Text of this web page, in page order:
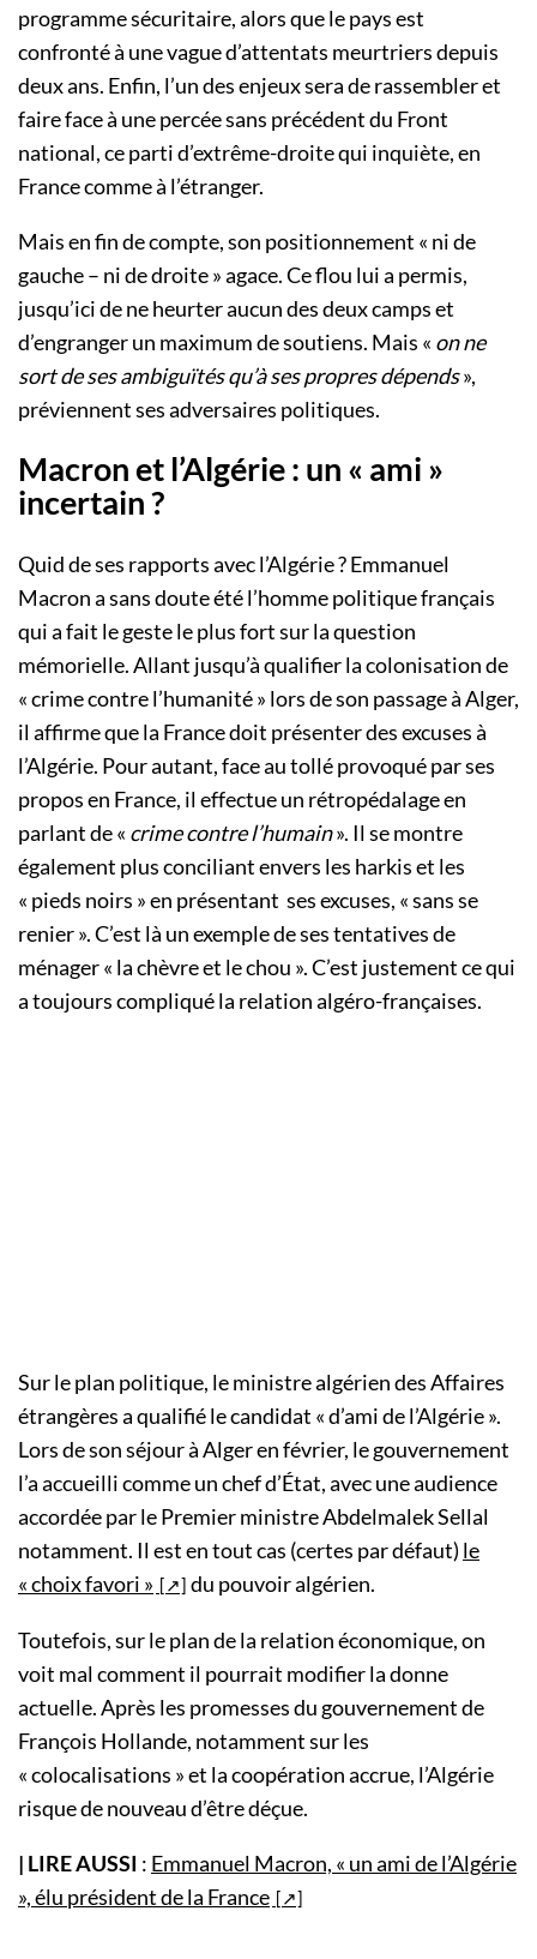
programme sécuritaire, alors que le pays est
confronté à une vague d’attentats meurtriers depuis
deux ans. Enfin, l’un des enjeux sera de rassembler et
faire face à une percée sans précédent du Front
national, ce parti d’extrême-droite qui inquiète, en
France comme à l’étranger.
Mais en fin de compte, son positionnement « ni de
gauche – ni de droite » agace. Ce flou lui a permis,
jusqu’ici de ne heurter aucun des deux camps et
d’engranger un maximum de soutiens. Mais « on ne
sort de ses ambiguïtés qu’à ses propres dépends»,
préviennent ses adversaires politiques.
Macron et l’Algérie : un « ami »
incertain ?
Quid de ses rapports avec l’Algérie ? Emmanuel
Macron a sans doute été l’homme politique français
qui a fait le geste le plus fort sur la question
mémorielle. Allant jusqu’à qualifier la colonisation de
« crime contre l’humanité » lors de son passage à Alger,
il affirme que la France doit présenter des excuses à
l’Algérie. Pour autant, face au tollé provoqué par ses
propos en France, il effectue un rétropédalage en
parlant de « crime contre l’humain». Il se montre
également plus conciliant envers les harkis et les
« pieds noirs » en présentant ses excuses, « sans se
renier ». C’est là un exemple de ses tentatives de
ménager « la chèvre et le chou ». C’est justement ce qui
a toujours compliqué la relation algéro-françaises.
Sur le plan politique, le ministre algérien des Affaires
étrangères a qualifié le candidat « d’ami de l’Algérie ».
Lors de son séjour à Alger en février, le gouvernement
l’a accueilli comme un chef d’État, avec une audience
accordée par le Premier ministre Abdelmalek Sellal
notamment. Il est en tout cas (certes par défaut) le
« choix favori »
du pouvoir algérien.
Toutefois, sur le plan de la relation économique, on
voit mal comment il pourrait modifier la donne
actuelle. Après les promesses du gouvernement de
François Hollande, notamment sur les
« colocalisations » et la coopération accrue, l’Algérie
risque de nouveau d’être déçue.
| LIRE AUSSI : Emmanuel Macron, « un ami de l’Algérie
», élu président de la France